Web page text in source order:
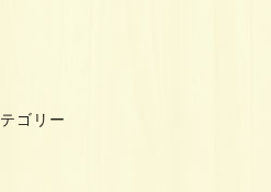
ゴリー